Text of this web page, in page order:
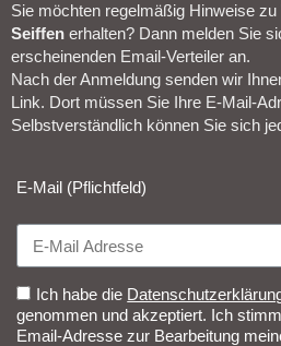
Sie möchten regelmäßig Hinweise zu
Seiffen erhalten? Dann melden Sie
erscheinenden Email-Verteiler an.
Nach der Anmeldung senden wir
Link. Dort müssen Sie Ihre E-Mail-
Selbstverständlich können Sie sich
E-Mail (Pflichtfeld)
Ich habe die
genommen und akzeptiert. Ich
Email-Adresse zur Bearbeitung